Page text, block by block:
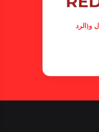
خطوة
و(الرد